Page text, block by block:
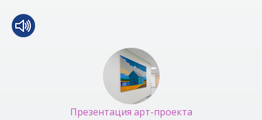
Презентация арт-проекта